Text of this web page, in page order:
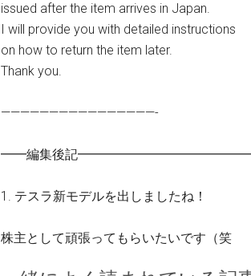
issued after the item arrives in Japan.
I will provide you with detailed instructions
on how to return the item later.
Thank you.
————————————————-
━━編集後記
1. テスラ新モデルを出しましたね！
株主として頑張ってもらいたいです（笑